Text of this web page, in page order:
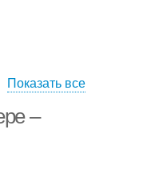
Показать все
–